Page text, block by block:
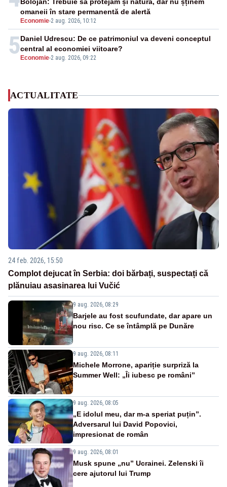
Economie-2 aug. 2026, 10:12
omaneii în stare permanentă de alertă
5 Economie-2 aug. 2026, 09:22
Daniel Udrescu: De ce patrimoniul va deveni conceptul
central al economiei viitoare?
ACTUALITATE
24 feb. 2026, 15:50
Complot dejucat în Serbia: doi bărbați, suspectați că
plănuiau asasinarea lui Vučić
9 aug. 2026, 08:29
Barjele au fost scufundate, dar apare un
nou risc. Ce se întâmplă pe Dunăre
9 aug. 2026, 08:11
Michele Morrone, apariție surpriză la
Summer Well: „Îi iubesc pe români”
9 aug. 2026, 08:05
„E idolul meu, dar m-a speriat puțin”.
Adversarul lui David Popovici,
impresionat de român
9 aug. 2026, 08:01
Musk spune „nu” Ucrainei. Zelenski îi
cere ajutorul lui Trump